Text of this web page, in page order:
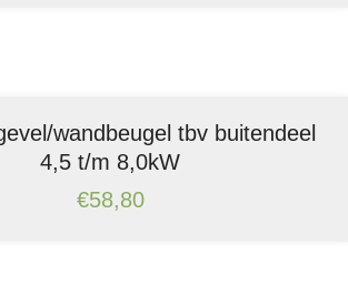
wandbeugel tbv buitendeel
4,5 t/m 8,0kW
€58,80